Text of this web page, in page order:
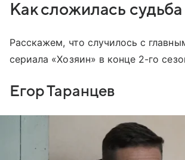
Как сложилась
Расскажем, что случилось с
сериала «Хозяин» в конце 2-го
Егор Таранцев